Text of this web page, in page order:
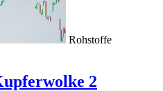
Rohstoffe
2